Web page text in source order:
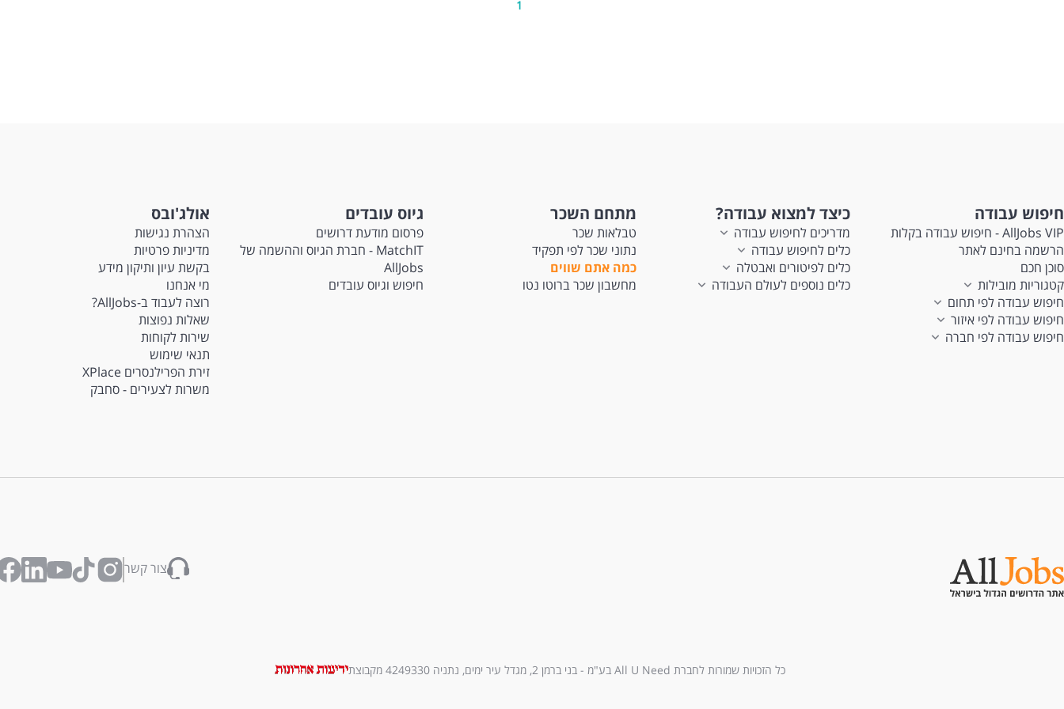
1
חיפוש עבודה
AllJobs VIP - חיפוש עבודה בקלות
הרשמה בחינם לאתר
סוכן חכם
קטגוריות מובילות
חיפוש עבודה לפי תחום
חיפוש עבודה לפי איזור
חיפוש עבודה לפי חברה
כיצד למצוא עבודה?
מדריכים לחיפוש עבודה
כלים לחיפוש עבודה
כלים לפיטורים ואבטלה
כלים נוספים לעולם העבודה
מתחם השכר
טבלאות שכר
נתוני שכר לפי תפקיד
כמה אתם שווים
מחשבון שכר ברוטו נטו
גיוס עובדים
פרסום מודעת דרושים
MatchIT - חברת הגיוס וההשמה של
AllJobs
חיפוש וגיוס עובדים
אולג'ובס
הצהרת נגישות
מדיניות פרטיות
בקשת עיון ותיקון מידע
מי אנחנו
רוצה לעבוד ב-AllJobs?
שאלות נפוצות
שירות לקוחות
תנאי שימוש
זירת הפרילנסרים XPlace
משרות לצעירים - סחבק
צור קשר
כל הזכויות שמורות לחברת All U Need בע"מ - בני ברמן 2, מגדל עיר ימים, נתניה 4249330 מקבוצת